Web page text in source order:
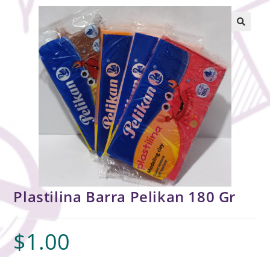
🔍
Plastilina Barra Pelikan 180 Gr
$1.00